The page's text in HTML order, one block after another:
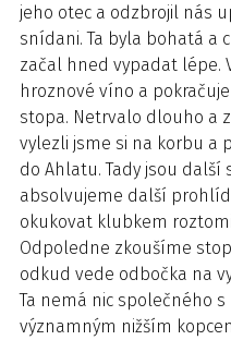
jeho otec a odzbrojil nás
snídani. Ta byla bohatá a
začal hned vypadat lépe.
hroznové víno a
stopa. Netrvalo dlouho a
vylezli jsme si na korbu a
do Ahlatu. Tady jsou
absolvujeme další
okukovat klubkem
Odpoledne zkoušíme
odkud vede odbočka na
Ta nemá nic společného
významným nižším